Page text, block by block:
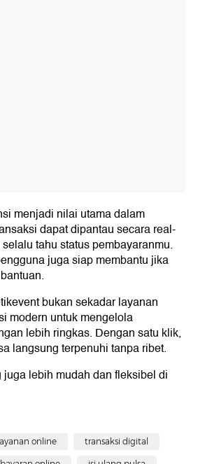
menjadi nilai utama dalam
dapat dipantau secara real-
tahu status pembayaranmu.
juga siap membantu jika
bukan sekadar layanan
modern untuk mengelola
lebih ringkas. Dengan satu klik,
langsung terpenuhi tanpa ribet.
lebih mudah dan fleksibel di
online transaksi digital